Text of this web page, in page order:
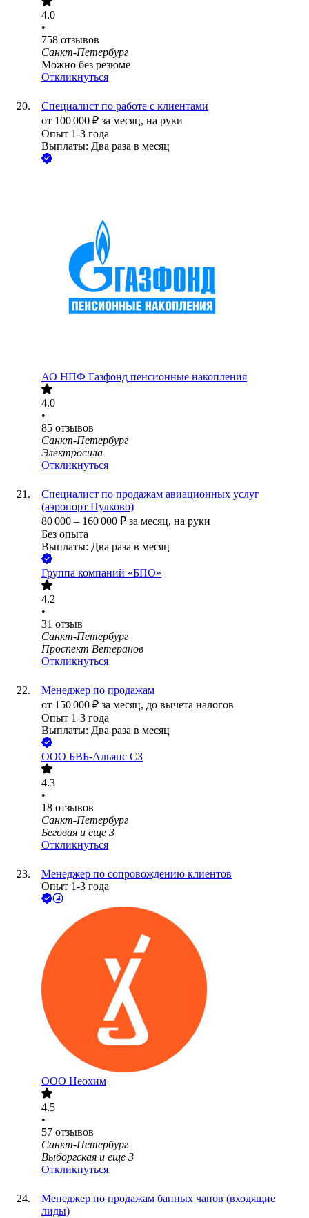
4.0
•
758 отзывов
Санкт-Петербург
Можно без резюме
Откликнуться
Специалист по работе с клиентами
от 100 000 ₽ за месяц, на руки
Опыт 1-3 года
Выплаты: Два раза в месяц
АО НПФ Газфонд пенсионные накопления
4.0
•
85 отзывов
Санкт-Петербург
Электросила
Откликнуться
Специалист по продажам авиационных услуг
(аэропорт Пулково)
80 000 – 160 000 ₽ за месяц, на руки
Без опыта
Выплаты: Два раза в месяц
Группа компаний «БПО»
4.2
•
31 отзыв
Санкт-Петербург
Проспект Ветеранов
Откликнуться
Менеджер по продажам
от 150 000 ₽ за месяц, до вычета налогов
Опыт 1-3 года
Выплаты: Два раза в месяц
ООО БВБ-Альянс СЗ
4.3
•
18 отзывов
Санкт-Петербург
Беговая и еще 3
Откликнуться
Менеджер по сопровождению клиентов
Опыт 1-3 года
ООО Неохим
4.5
•
57 отзывов
Санкт-Петербург
Выборгская и еще 3
Откликнуться
Менеджер по продажам банных чанов (входящие
лиды)